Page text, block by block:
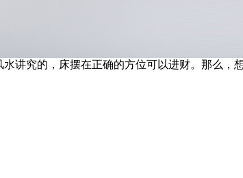
讲究的，床摆在正确的方位可以进财。那么，